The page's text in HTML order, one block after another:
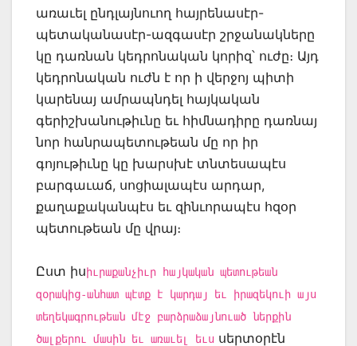
առաւել ընդլայնուող հայրենասէր-
պետականասէր-ազգասէր շրջանակները
կը դառնան կեդրոնական կորիզ՝ ուժը։ Այդ
կեդրոնական ուժն է որ ի վերջոյ պիտի
կարենայ ամրապնդել հայկական
գերիշխանութիւնը եւ հիմնադիրը դառնայ
նոր հանրապետութեան մը որ իր
գոյութիւնը կը խարսխէ տնտեսապէս
բարգաւաճ, սոցիալապէս արդար,
քաղաքականպէս եւ զինւորապէս հզօր
պետութեան մը վրայ։
Ըստ իսիւրաքանչիւր հայկական պետութեան
զօրակից-անհատ պէտք է կարդայ եւ իրազեկուի այս
տեղեկագրութեան մէջ բարձրաձայնուած ներքին
ծալքերու մասին եւ առաւել եւս սերտօրէն